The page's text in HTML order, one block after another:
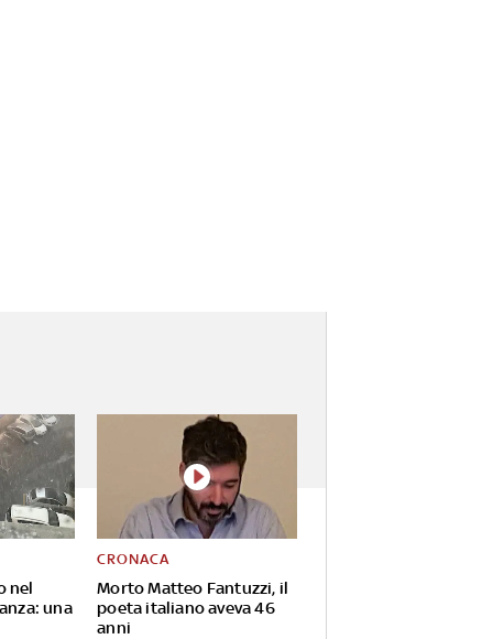
nel
una
Morto Matteo Fantuzzi, il
poeta italiano aveva 46
anni
CRONACA